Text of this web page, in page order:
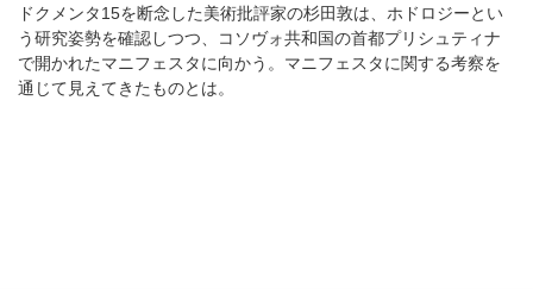
ドクメンタ15を断念した美術批評家の杉田敦は、ホドロジーとい
う研究姿勢を確認しつつ、コソヴォ共和国の首都プリシュティナ
で開かれたマニフェスタに向かう。マニフェスタに関する考察を
通じて見えてきたものとは。